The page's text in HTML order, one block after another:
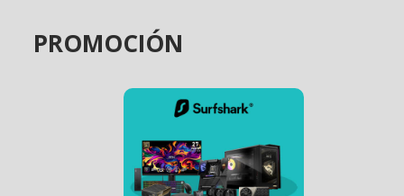
PROMOCIÓN